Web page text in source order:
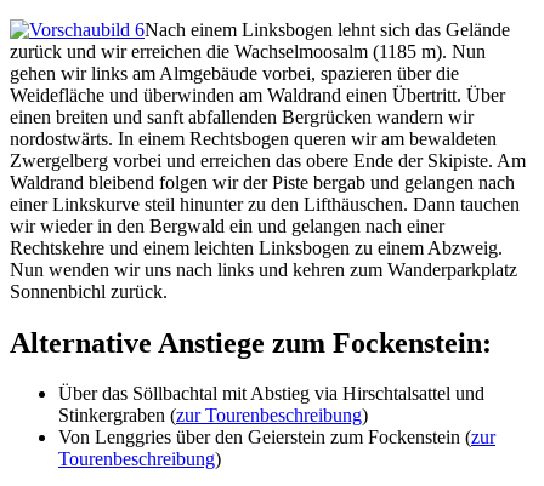
Nach einem Linksbogen lehnt sich das Gelände
zurück und wir erreichen die Wachselmoosalm (1185 m). Nun
gehen wir links am Almgebäude vorbei, spazieren über die
Weidefläche und überwinden am Waldrand einen Übertritt. Über
einen breiten und sanft abfallenden Bergrücken wandern wir
nordostwärts. In einem Rechtsbogen queren wir am bewaldeten
Zwergelberg vorbei und erreichen das obere Ende der Skipiste. Am
Waldrand bleibend folgen wir der Piste bergab und gelangen nach
einer Linkskurve steil hinunter zu den Lifthäuschen. Dann tauchen
wir wieder in den Bergwald ein und gelangen nach einer
Rechtskehre und einem leichten Linksbogen zu einem Abzweig.
Nun wenden wir uns nach links und kehren zum Wanderparkplatz
Sonnenbichl zurück.
Alternative Anstiege zum Fockenstein:
Über das Söllbachtal mit Abstieg via Hirschtalsattel und
Stinkergraben (zur Tourenbeschreibung)
Von Lenggries über den Geierstein zum Fockenstein (zur
Tourenbeschreibung)